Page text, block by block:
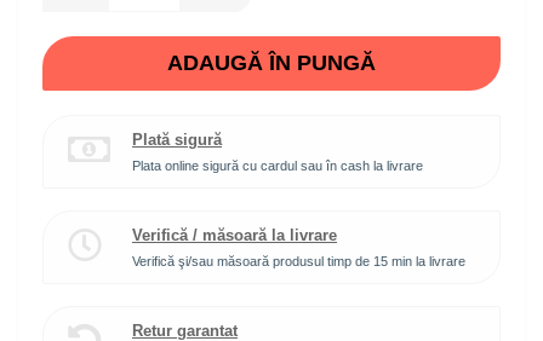
ADAUGĂ ÎN PUNGĂ
Plată sigură
Plata online sigură cu cardul sau în cash la livrare
Verifică / măsoară la livrare
Verifică şi/sau măsoară produsul timp de 15 min la livrare
Retur garantat